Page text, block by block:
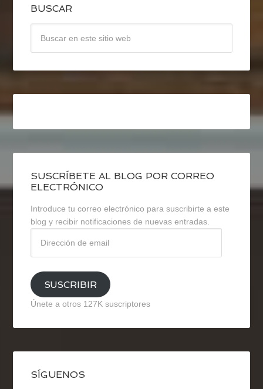
BUSCAR
SUSCRÍBETE AL BLOG POR CORREO
ELECTRÓNICO
Introduce tu correo electrónico para suscribirte a este
blog y recibir notificaciones de nuevas entradas.
email
SUSCRIBIR
Únete a otros 127K suscriptores
SÍGUENOS